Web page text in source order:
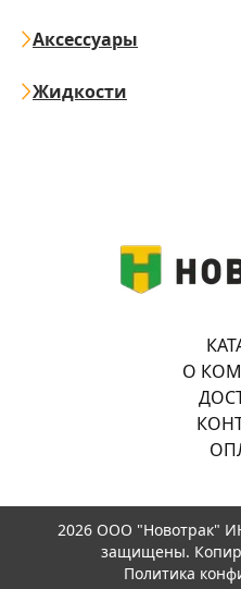
Аксессуары
Жидкости
О
2026 ООО "Новотрак"
защищены.
Политика